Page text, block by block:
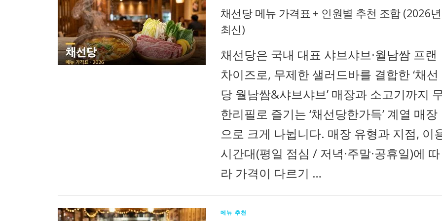
채선당 메뉴 가격표 + 인원별 추천 조합 (2026년
최신)
채선당은 국내 대표 샤브샤브·월남쌈 프랜
차이즈로, 무제한 샐러드바를 결합한 ‘채선
당 월남쌈&샤브샤브’ 매장과 소고기까지
한리필로 즐기는 ‘채선당한가득’ 계열 매장
으로 크게 나뉩니다. 매장 유형과 지점, 이
시간대(평일 점심 / 저녁·주말·공휴일)에 따
라 가격이 다르기 …
메뉴 추천